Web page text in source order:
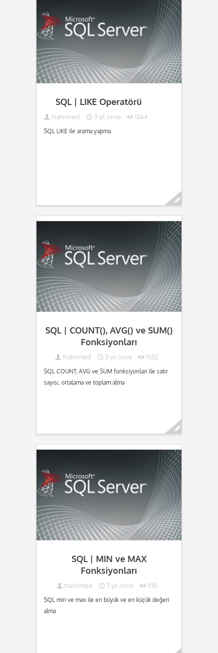
SQL | LIKE Operatörü
Nahrimed 3 yıl önce 1264
SQL LIKE ile arama yapma
SQL | COUNT(), AVG() ve SUM()
Fonksiyonları
Nahrimed 3 yıl önce 1532
SQL COUNT, AVG ve SUM fonksiyonları ile satır
sayısı, ortalama ve toplam alma
SQL | MIN ve MAX
Fonksiyonları
Nahrimed 3 yıl önce 1110
SQL min ve max ile en büyük ve en küçük değeri
alma